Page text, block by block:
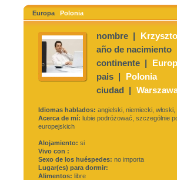
Europa Polonia
nombre |
año de nacimiento
continente |
pais |
Polonia
ciudad |
Idiomas hablados: angielski, niemiecki,
Acerca de mí: lubie podróżować, szczególnie
europejskich
Alojamiento: si
Vivo con :
Sexo de los huéspedes: no importa
Lugar(es) para dormir:
Alimentos: libre